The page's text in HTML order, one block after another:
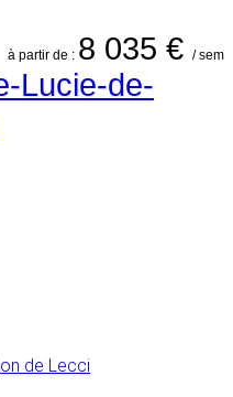
à partir de : 8 035 € / sem
Lucie-de-
de Lecci